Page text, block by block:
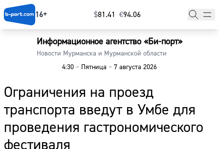
16+ $⁠81.41 €⁠94.06
Информационное агентство «Би-порт»
Новости Мурманска и Мурманской области
4:30 – Пятница – 7 августа 2026
Ограничения на проезд
транспорта введут в Умбе для
проведения гастрономического
фестиваля
Главная
Наши гости
Фоторепортажи
Погода